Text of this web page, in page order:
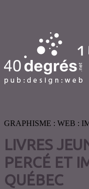
GRAPHISME : WEB :
LIVRES
PERCÉ ET
QUÉBEC